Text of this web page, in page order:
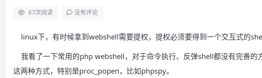
67次阅读 没有评论
linux下，有时候拿到webshell需要提权，提权必须要得到一个交互式的
我看了一下常用的php webshell，对于命令执行、反弹shell都没有完善
这两种方式，特别是proc_popen，比如phpspy。